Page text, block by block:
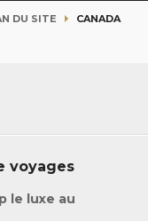
DU SITE CANADA
voyages
le luxe au